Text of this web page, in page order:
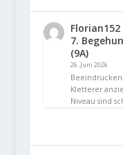
Florian152
7.
(9A)
26. Juni 2026
Kletterer
Niveau sind